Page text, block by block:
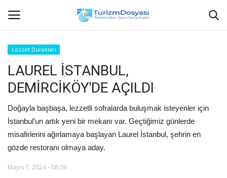
Anasayfa
Bize Ulaşın
Künye
Halil ÖNCÜ kimdir?
KVKK Aydınlatma Metni
Lezzet Durakları
LAUREL İSTANBUL,
DEMİRCİKÖY'DE AÇILDI
Doğayla başbaşa, lezzetli sofralarda buluşmak isteyenler için
İstanbul’un artık yeni bir mekanı var. Geçtiğimiz günlerde
misafirlerini ağırlamaya başlayan Laurel İstanbul, şehrin en
gözde restoranı olmaya aday.
Mayıs 7, 2024 - 08:06